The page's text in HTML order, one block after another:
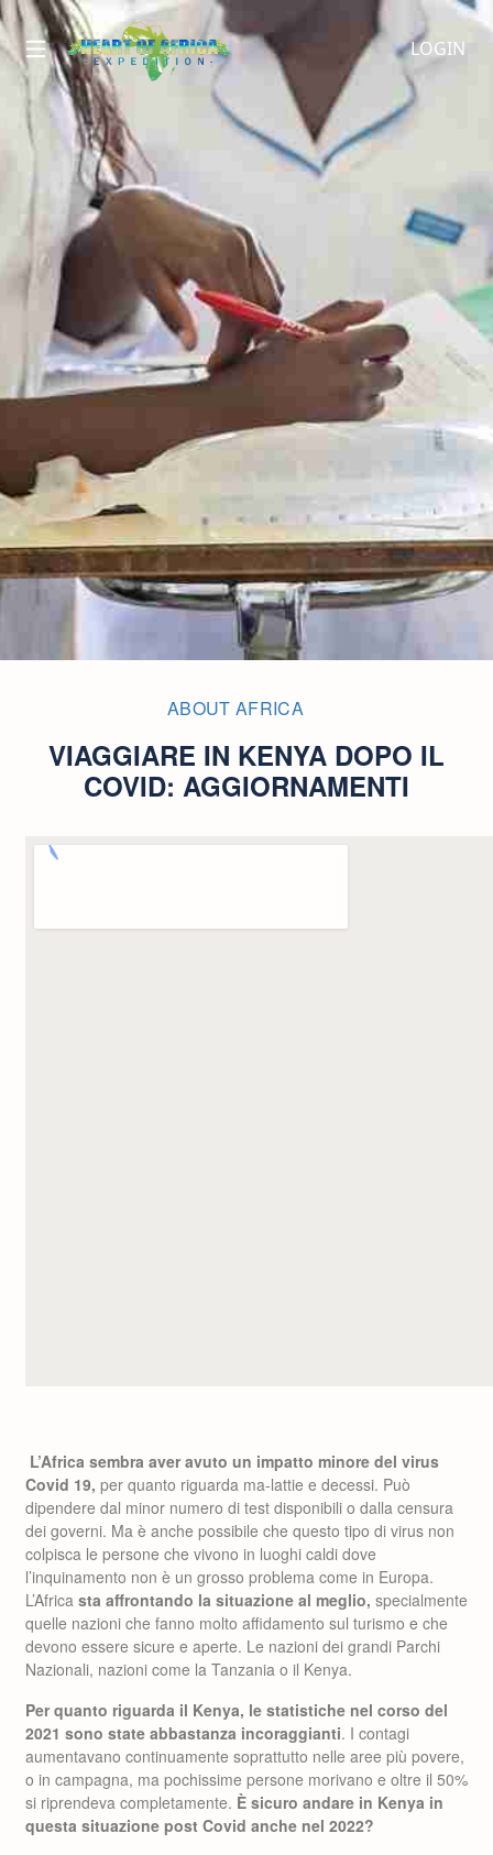
LOGIN
ABOUT AFRICA
VIAGGIARE IN KENYA DOPO IL
COVID: AGGIORNAMENTI
L’Africa sembra aver avuto un impatto minore del virus
Covid 19, per quanto riguarda ma-lattie e decessi. Può
dipendere dal minor numero di test disponibili o dalla censura
dei governi. Ma è anche possibile che questo tipo di virus non
colpisca le persone che vivono in luoghi caldi dove
l’inquinamento non è un grosso problema come in Europa.
L’Africa sta affrontando la situazione al meglio, specialmente
quelle nazioni che fanno molto affidamento sul turismo e che
devono essere sicure e aperte. Le nazioni dei grandi Parchi
Nazionali, nazioni come la Tanzania o il Kenya.
Per quanto riguarda il Kenya, le statistiche nel corso del
2021 sono state abbastanza incoraggianti. I contagi
aumentavano continuamente soprattutto nelle aree più povere,
o in campagna, ma pochissime persone morivano e oltre il 50%
si riprendeva completamente. È sicuro andare in Kenya in
questa situazione post Covid anche nel 2022?